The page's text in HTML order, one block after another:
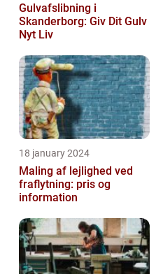
Gulvafslibning i
Skanderborg: Giv Dit Gulv
Nyt Liv
18 january 2024
Maling af lejlighed ved
fraflytning: pris og
information